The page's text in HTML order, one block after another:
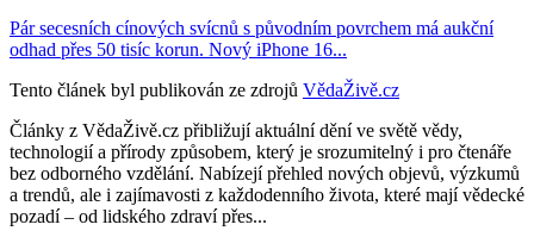
Pár secesních cínových svícnů s původním povrchem má aukční
odhad přes 50 tisíc korun. Nový iPhone 16...
Tento článek byl publikován ze zdrojů VědaŽivě.cz
Články z VědaŽivě.cz přibližují aktuální dění ve světě vědy,
technologií a přírody způsobem, který je srozumitelný i pro čtenáře
bez odborného vzdělání. Nabízejí přehled nových objevů, výzkumů
a trendů, ale i zajímavosti z každodenního života, které mají vědecké
pozadí – od lidského zdraví přes...